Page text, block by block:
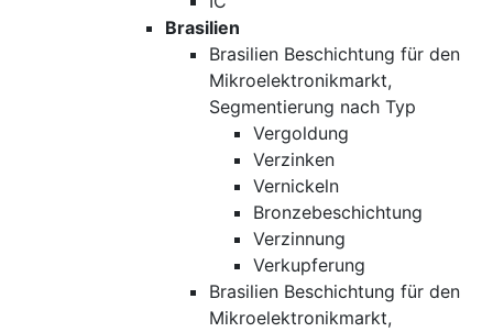
Brasilien
Brasilien Beschichtung für den
Mikroelektronikmarkt,
Segmentierung nach Typ
Vergoldung
Verzinken
Vernickeln
Bronzebeschichtung
Verzinnung
Verkupferung
Brasilien Beschichtung für den
Mikroelektronikmarkt,